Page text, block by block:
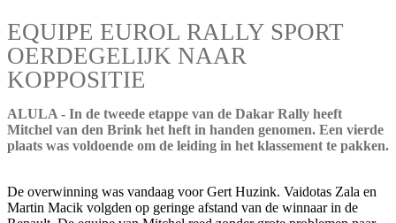
EQUIPE EUROL RALLY SPORT
OERDEGELIJK NAAR
KOPPOSITIE
ALULA - In de tweede etappe van de Dakar Rally heeft
Mitchel van den Brink het heft in handen genomen. Een vierde
plaats was voldoende om de leiding in het klassement te pakken.
De overwinning was vandaag voor Gert Huzink. Vaidotas Zala en
Martin Macik volgden op geringe afstand van de winnaar in de